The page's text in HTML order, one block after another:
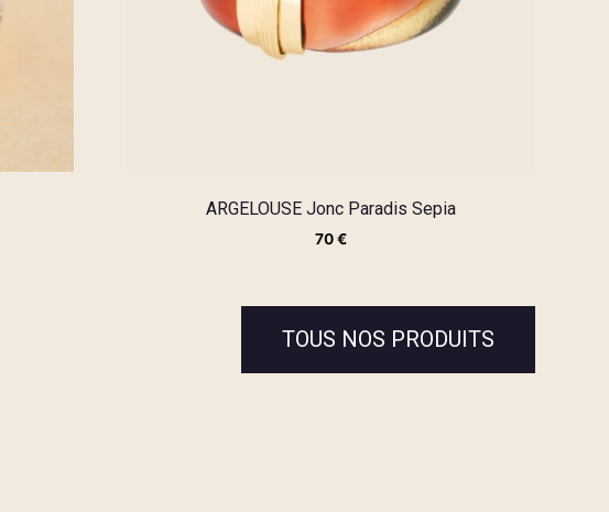
ARGELOUSE Jonc Paradis Sepia
70€
TOUS NOS PRODUITS